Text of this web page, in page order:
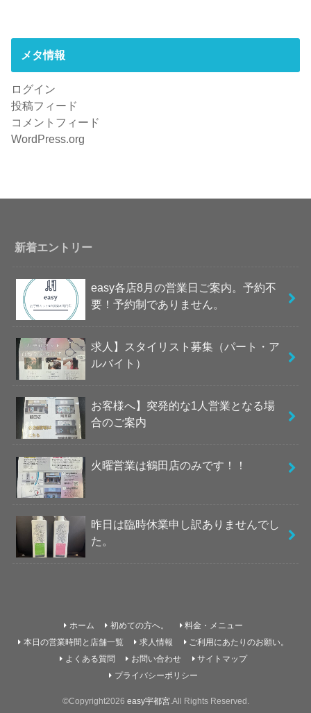
メタ情報
ログイン
投稿フィード
コメントフィード
WordPress.org
新着エントリー
easy各店8月の営業日ご案内。予約不
要！予約制でありません。
求人】スタイリスト募集（パート・ア
ルバイト）
お客様へ】突発的な1人営業となる場
合のご案内
火曜営業は鶴田店のみです！！
昨日は臨時休業申し訳ありませんでし
た。
ホーム 初めての方へ。
料金・メニュー
本日の営業時間と店舗一覧
求人情報
ご利用にあたりのお願い。
よくある質問
お問い合わせ
サイトマップ
プライバシーポリシー
©Copyright2026 easy宇都宮.All Rights Reserved.